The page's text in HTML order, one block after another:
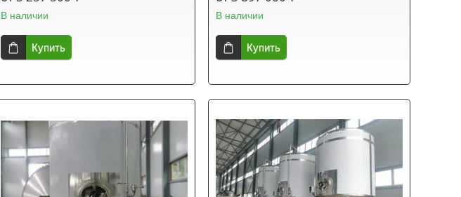
В наличии
Купить
В наличии
Купить